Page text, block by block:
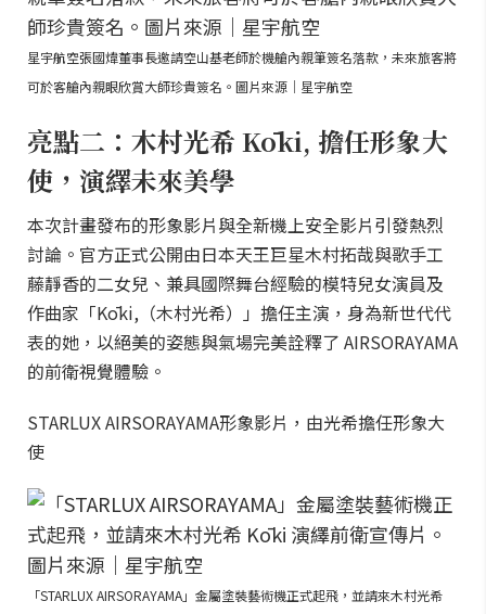
星宇航空張國煒董事長邀請空山基老師於機艙內親筆簽名落款，未來旅客將
可於客艙內親眼欣賞大師珍貴簽名。圖片來源｜星宇航空
亮點二：木村光希 Kōki, 擔任形象大
使，演繹未來美學
本次計畫發布的形象影片與全新機上安全影片引發熱烈
討論。官方正式公開由日本天王巨星木村拓哉與歌手工
藤靜香的二女兒、兼具國際舞台經驗的模特兒女演員及
作曲家「Kōki,（木村光希）」擔任主演，身為新世代代
表的她，以絕美的姿態與氣場完美詮釋了 AIRSORAYAMA
的前衛視覺體驗。
STARLUX AIRSORAYAMA形象影片，由光希擔任形象大
使
「STARLUX AIRSORAYAMA」金屬塗裝藝術機正式起飛，並請來木村光希